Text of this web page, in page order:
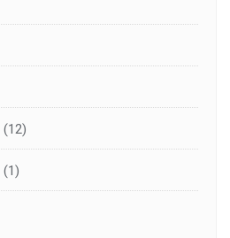
(12)
(1)